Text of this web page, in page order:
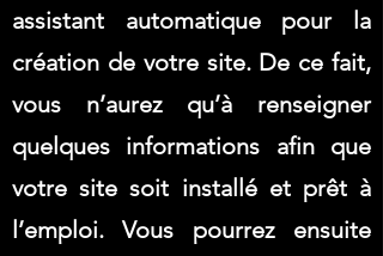
assistant automatique pour la
création de votre site. De ce fait,
vous n’aurez qu’à renseigner
quelques informations afin que
votre site soit installé et prêt à
l’emploi. Vous pourrez ensuite